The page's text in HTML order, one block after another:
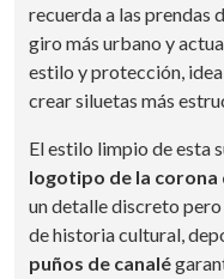
recuerda a las prendas
giro más urbano y
estilo y protección,
crear siluetas más
El estilo limpio de esta
logotipo de la corona
un detalle discreto
de historia cultural,
puños de canalé